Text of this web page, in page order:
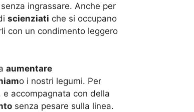
senza ingrassare. Anche per
scienziati che si occupano
con un condimento leggero
aumentare
o i nostri legumi. Per
accompagnata con della
senza pesare sulla linea.